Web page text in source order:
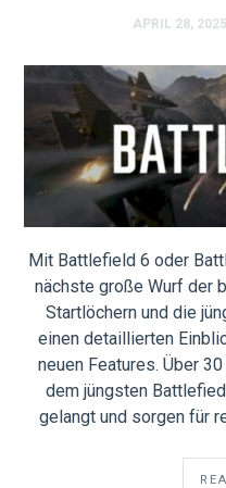
APRIL 28, 2025
Mit Battlefield 6 oder
nächste große Wurf der
Startlöchern und die
einen detaillierten
neuen Features. Über
dem jüngsten
gelangt und sorgen für